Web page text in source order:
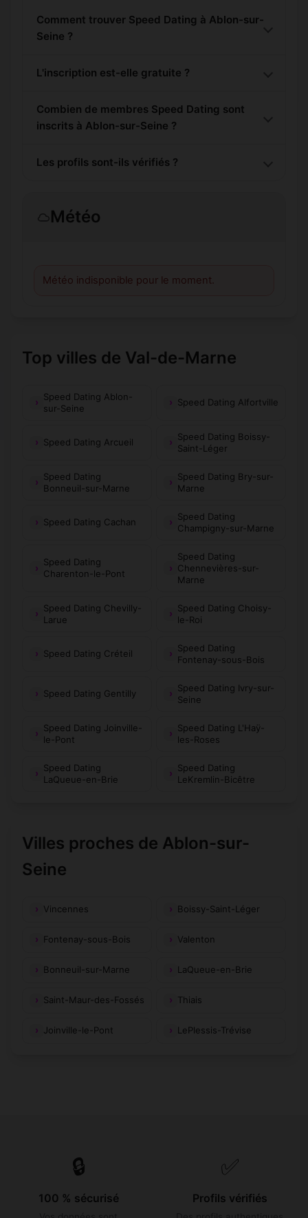
Comment trouver Speed Dating à Ablon-sur-
Seine ?
L'inscription est-elle gratuite ?
Combien de membres Speed Dating sont
inscrits à Ablon-sur-Seine ?
Les profils sont-ils vérifiés ?
Météo
Météo indisponible pour le moment.
Top villes de Val-de-Marne
Speed Dating Ablon-
sur-Seine
Speed Dating Alfortville
Speed Dating Arcueil
Speed Dating Boissy-
Saint-Léger
Speed Dating
Bonneuil-sur-Marne
Speed Dating Bry-sur-
Marne
Speed Dating Cachan
Speed Dating
Champigny-sur-Marne
Speed Dating
Charenton-le-Pont
Speed Dating
Chennevières-sur-
Marne
Speed Dating Chevilly-
Larue
Speed Dating Choisy-
le-Roi
Speed Dating Créteil
Speed Dating
Fontenay-sous-Bois
Speed Dating Gentilly
Speed Dating Ivry-sur-
Seine
Speed Dating Joinville-
le-Pont
Speed Dating L'Haÿ-
les-Roses
Speed Dating
LaQueue-en-Brie
Speed Dating
LeKremlin-Bicêtre
Villes proches de Ablon-sur-
Seine
Vincennes Boissy-Saint-Léger
Fontenay-sous-Bois Valenton
Bonneuil-sur-Marne LaQueue-en-Brie
Saint-Maur-des-Fossés Thiais
Joinville-le-Pont LePlessis-Trévise
🔒
100 % sécurisé
✅
Profils vérifiés